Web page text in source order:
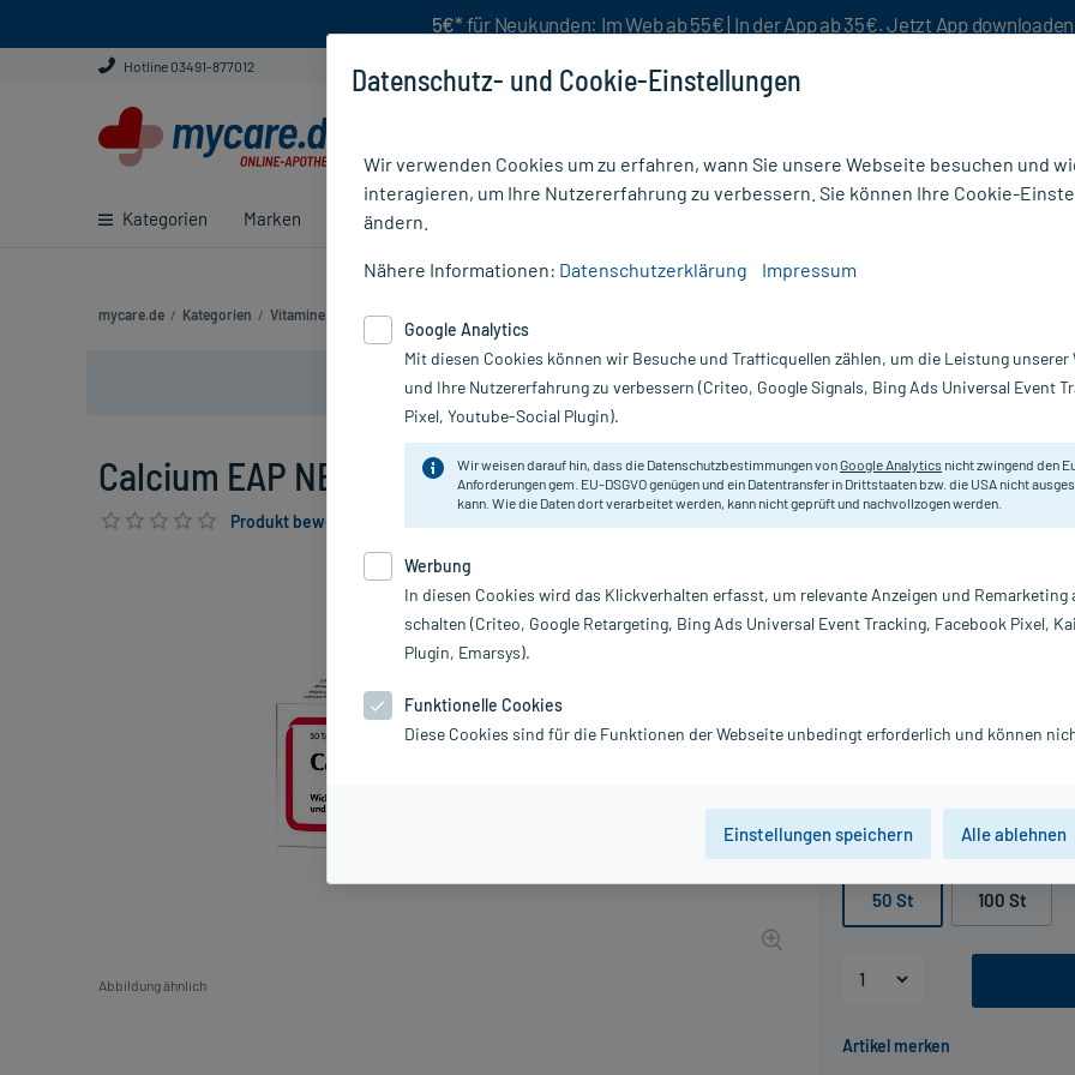
5€* für Neukunden: Im Web ab 55€ | In der App ab 35€. Jetzt App downloaden
Hotline 03491-877012
Kategorien Marken Ratgeber
mycare.de / Kategorien / Vitamine, Mineralien & Enzyme
Nur für kurze Zeit:Gratis-Versand* ab 19€ Mindestbestellwert!
Calcium EAP NE Tabletten, 50 St
Produkt bewerten & PlusHerzen sichern
Abbildung ähnlich
10,91 €
Packungseinheit
50 St 100 St
Nahrungsergänzungsmittel mit
Nervensignalübertragung,
PZN:
Hersteller:
Datenschutz- und Cookie-Einstellungen
Wir verwenden Cookies um zu erfahren, wann Sie unsere Webseite besuchen und
interagieren, um Ihre Nutzererfahrung zu verbessern. Sie können Ihre Cookie-
ändern.
Nähere Informationen: Datenschutzerklärung Impressum
Google Analytics
Mit diesen Cookies können wir Besuche und Trafficquellen zählen, um die Leistung unserer
und Ihre Nutzererfahrung zu verbessern (Criteo, Google Signals, Bing Ads Universal Event
Pixel, Youtube-Social Plugin).
Wir weisen darauf hin, dass die Datenschutzbestimmungen vonGoogle Analytics nicht zwingend den
Anforderungen gem. EU-DSGVO genügen und ein Datentransfer in Drittstaaten bzw. die USA nicht
kann. Wie die Daten dort verarbeitet werden, kann nicht geprüft und nachvollzogen werden.
Werbung
In diesen Cookies wird das Klickverhalten erfasst, um relevante Anzeigen und Remarketing
schalten (Criteo, Google Retargeting, Bing Ads Universal Event Tracking, Facebook Pixel,
Plugin, Emarsys).
Funktionelle Cookies
Diese Cookies sind für die Funktionen der Webseite unbedingt erforderlich und können
Einstellungen speichern Alle ablehnen